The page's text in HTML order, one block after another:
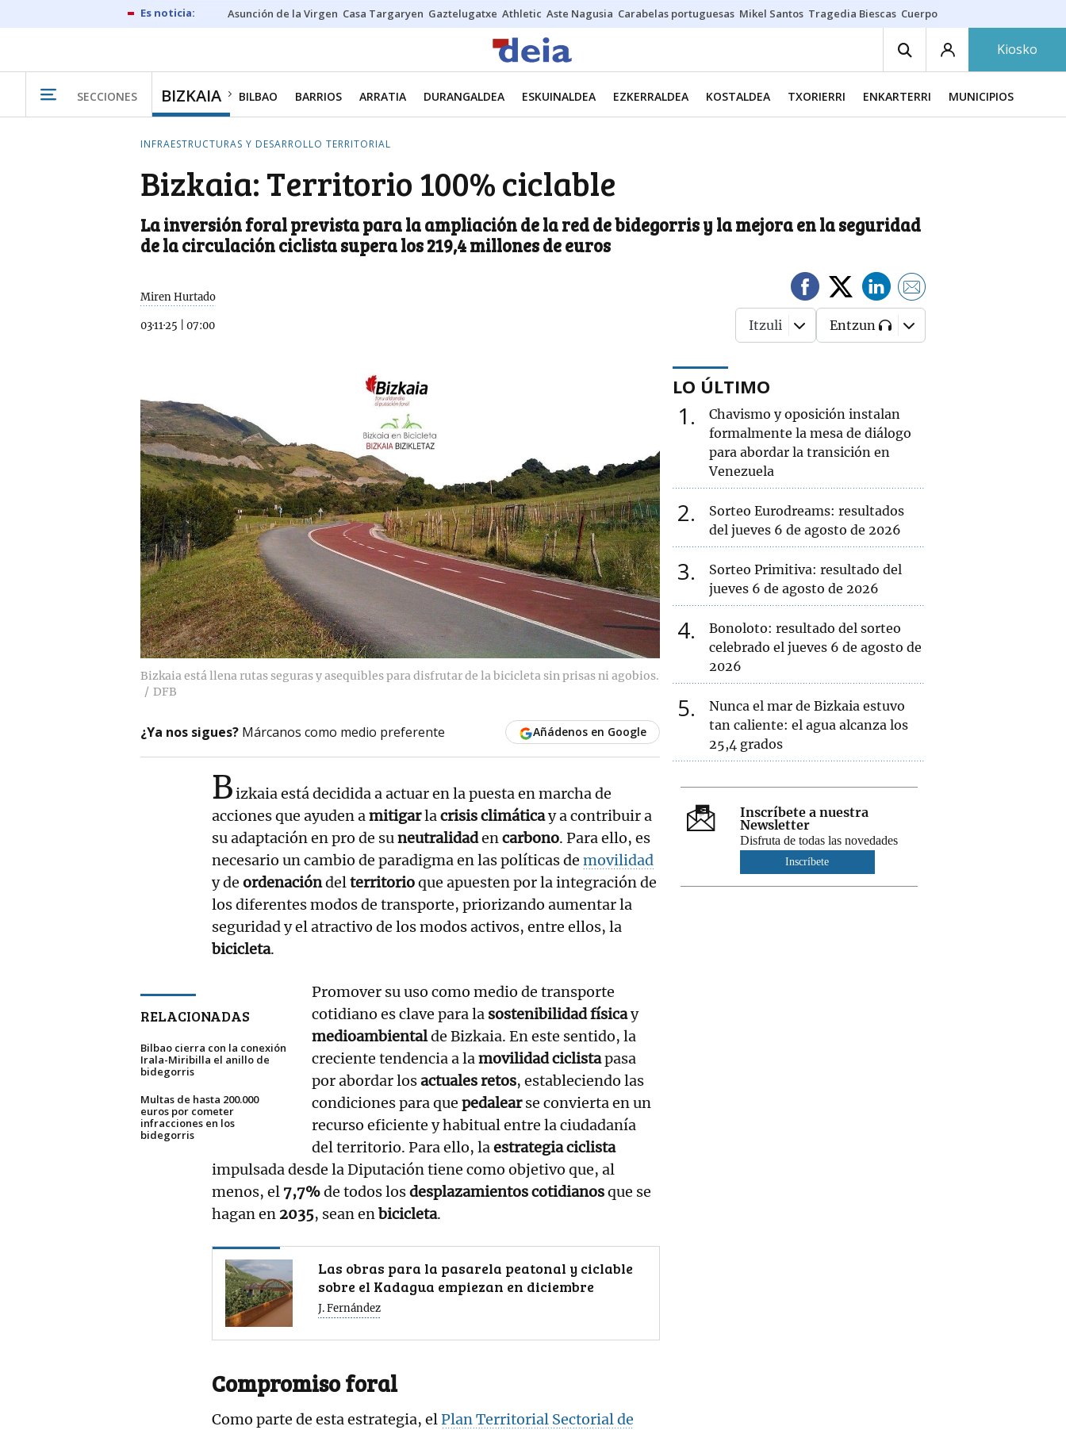
Asunción de la Virgen Casa Targaryen Gaztelugatxe Athletic Aste Nagusia Carabelas portuguesas Mikel Santos Tragedia Biescas Cuerpo ría
Kiosko
SECCIONES BIZKAIA BILBAO BARRIOS ARRATIA DURANGALDEA ESKUINALDEA EZKERRALDEA KOSTALDEA TXORIERRI ENKARTERRI MUNICIPIOS
INFRAESTRUCTURAS Y DESARROLLO TERRITORIAL
Bizkaia: Territorio 100% ciclable
La inversión foral prevista para la ampliación de la red de bidegorris y la mejora en la seguridad
de la circulación ciclista supera los 219,4 millones de euros
Miren Hurtado
03·11·25 07:00 Itzuli Entzun
Bizkaia está llena rutas seguras y asequibles para disfrutar de la bicicleta sin prisas ni agobios.
DFB
¿Ya nos sigues? Márcanos como medio preferente Añádenos en Google
Bizkaia está decidida a actuar en la puesta en marcha de
acciones que ayuden amitigarlacrisis climáticay a contribuir a
su adaptación en pro de suneutralidadencarbono. Para ello, es
necesario un cambio de paradigma en las políticas de movilidad
y de ordenacióndelterritorioque apuesten por la integración de
los diferentes modos de transporte, priorizando aumentar la
seguridad y el atractivo de los modos activos, entre ellos, la
bicicleta.
RELACIONADAS
Bilbao cierra con la conexión
Irala-Miribilla el anillo de
bidegorris
Multas de hasta 200.000
euros por cometer
infracciones en los
bidegorris
Promover su uso como medio de transporte
cotidiano es clave para la sostenibilidad físicay
medioambientalde Bizkaia. En este sentido, la
creciente tendencia a lamovilidad ciclistapasa
por abordar losactuales retos, estableciendo las
condiciones para quepedalearse convierta en un
recurso eficiente y habitual entre la ciudadanía
del territorio. Para ello, laestrategia ciclista
impulsada desde la Diputación tiene como objetivo que, al
menos, el 7,7%de todos losdesplazamientos cotidianosque se
hagan en 2035, sean enbicicleta.
Las obras para la pasarela peatonal y ciclable
sobre el Kadagua empiezan en diciembre
J. Fernández
Compromiso foral
Como parte de esta estrategia, elPlan Territorial Sectorial de
LO ÚLTIMO
1
Chavismo y oposición instalan
formalmente la mesa de diálogo
para abordar la transición en
Venezuela
2
Sorteo Eurodreams: resultados
del jueves 6 de agosto de 2026
3
Sorteo Primitiva: resultado del
jueves 6 de agosto de 2026
4
Bonoloto: resultado del sorteo
celebrado el jueves 6 de agosto de
2026
5
Nunca el mar de Bizkaia estuvo
tan caliente: el agua alcanza los
25,4 grados
Inscríbete a nuestra
Newsletter
Disfruta de todas las novedades
Inscríbete